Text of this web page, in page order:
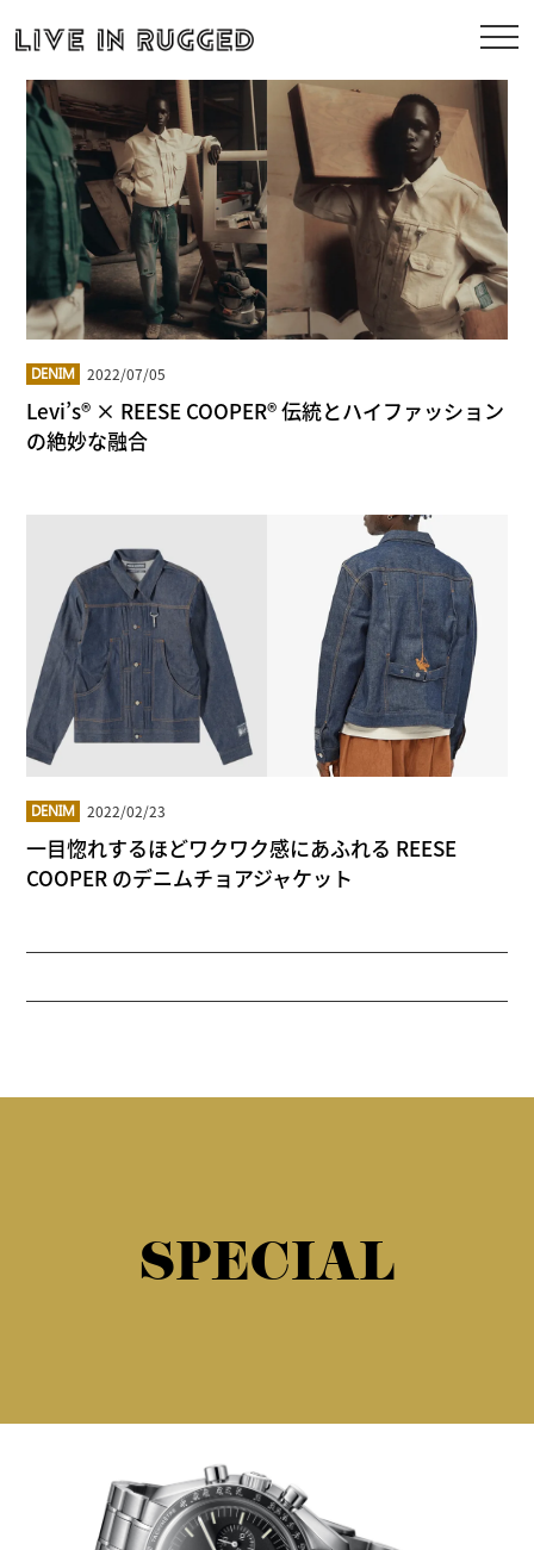
DENIM 2022/07/05
Levi’s® × REESE COOPER® 伝統とハイファッション
の絶妙な融合
DENIM 2022/02/23
一目惚れするほどワクワク感にあふれる REESE
COOPER のデニムチョアジャケット
SPECIAL